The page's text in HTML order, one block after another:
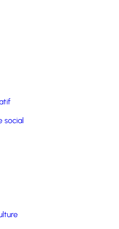
social